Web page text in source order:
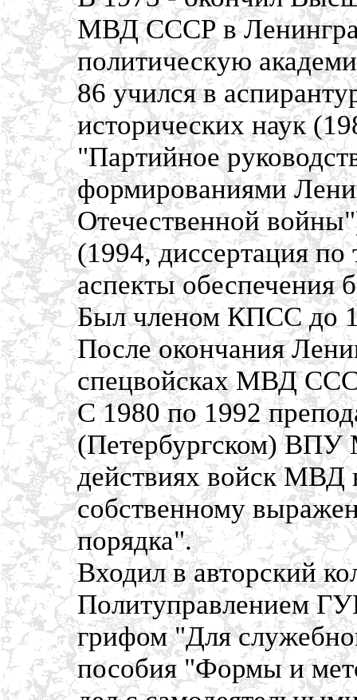
МВД СССР в
политическую
86 учился в
исторических наук
"Партийное
формированиями
Отечественной
(1994, диссертация
аспекты обеспечения
Был членом КПСС до
После окончания
спецвойсках МВД
С 1980 по 1992
(Петербургском)
действиях войск МВД
собственному
порядка".
Входил в авторский
Политуправлением
грифом "Для
пособия "Формы и